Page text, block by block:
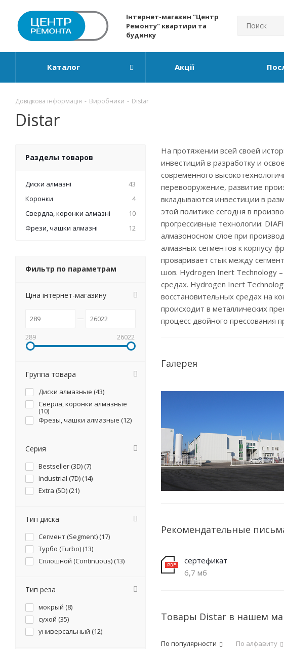
Інтернет-магазин "Центр
Ремонту" квартири та
будинку
Каталог Акції
Довідкова інформація - Виробники - Distar
Distar
На протяжении всей своей
инвестиций в разработку и
современного
перевооружение, развитие
вкладываются инвестиции в
этой политике сегодня в
прогрессивные технологии:
алмазоносном слое при
алмазных сегментов к корпусу
проваривает стык между
шов. Hydrogen Inert Technology
средах. Hydrogen Inert
восстановительных средах на
происходит в металлических
процесс двойного прессования
Галерея
Рекомендательные
сертефикат
6,7 мб
Товары Distar в нашем
По популярности По алфавиту
Разделы товаров
Диски алмазні
43
Коронки
4
Свердла, коронки алмазні
10
Фрези, чашки алмазні
12
Фильтр по параметрам
Ціна інтернет-магазину
289 26022
Группа товара
Диски алмазные (43)
Сверла, коронки алмазные
(10)
Фрезы, чашки алмазные (12)
Серия
Bestseller (3D) (7)
Industrial (7D) (14)
Extra (5D) (21)
Тип диска
Сегмент (Segment) (17)
Турбо (Turbo) (13)
Сплошной (Continuous) (13)
Тип реза
мокрый (8)
сухой (35)
универсальный (12)